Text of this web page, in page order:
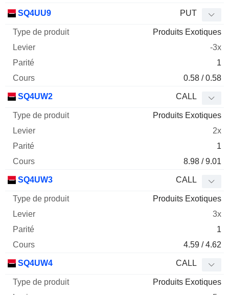
SQ4UU9 PUT
Produits Exotiques
-3x
1
0.58 / 0.58
SQ4UW2 CALL
Produits Exotiques
2x
1
8.98 / 9.01
SQ4UW3 CALL
Produits Exotiques
3x
1
4.59 / 4.62
SQ4UW4 CALL
Produits Exotiques